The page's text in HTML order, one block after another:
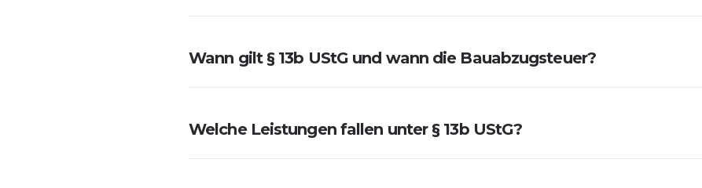
Wann gilt § 13b UStG und wann die Bauabzugsteuer?
Welche Leistungen fallen unter § 13b UStG?